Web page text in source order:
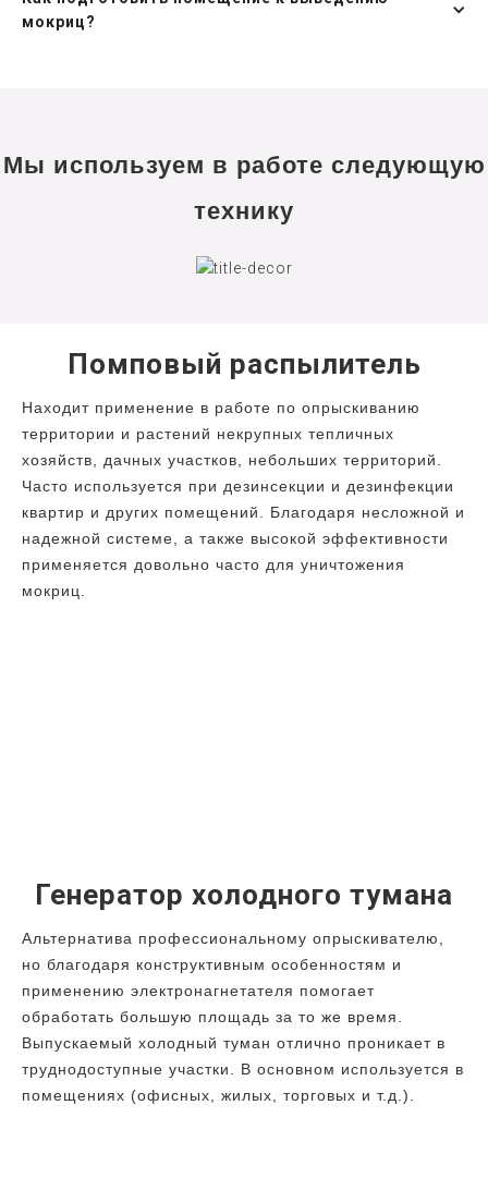
мокриц?
Мы используем в работе следующую
технику
Помповый распылитель
Находит применение в работе по опрыскиванию
территории и растений некрупных тепличных
хозяйств, дачных участков, небольших территорий.
Часто используется при дезинсекции и дезинфекции
квартир и других помещений. Благодаря несложной и
надежной системе, а также высокой эффективности
применяется довольно часто для уничтожения
мокриц.
Генератор холодного тумана
Альтернатива профессиональному опрыскивателю,
но благодаря конструктивным особенностям и
применению электронагнетателя помогает
обработать большую площадь за то же время.
Выпускаемый холодный туман отлично проникает в
труднодоступные участки. В основном используется в
помещениях (офисных, жилых, торговых и т.д.).